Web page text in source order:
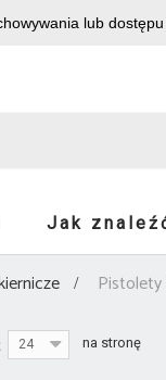
lub
Jak
24 na stronę